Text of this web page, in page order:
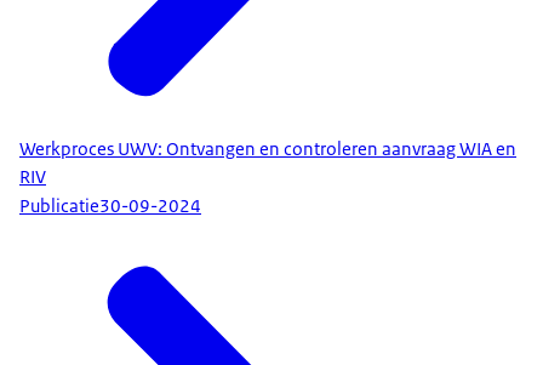
Werkproces UWV: Ontvangen en controleren aanvraag WIA en
RIV
Publicatie30-09-2024